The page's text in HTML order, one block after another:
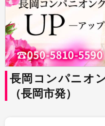
長岡コンパニオ
（長岡市発）